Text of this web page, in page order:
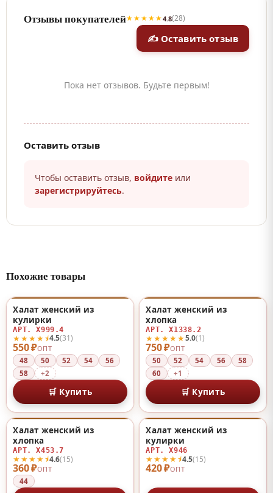
Отзывы покупателей★★★★★4.8(28)
✍ Оставить отзыв
Пока нет отзывов. Будьте первым!
Оставить отзыв
Чтобы оставить отзыв, войдите или
зарегистрируйтесь.
Похожие товары
550 ₽ОПТ
★★★★⯨4.5(31)
Халат женский из
кулирки
АРТ. Х999.4
48 50 52 54
56
58
+2
🛒 Купить
750 ₽ОПТ
★★★★★5.0(1)
Халат женский из
хлопка
АРТ. Х1338.2
50 52 54 56
58
60
+1
🛒 Купить
360 ₽ОПТ
★★★★⯨4.6(15)
Халат женский из
хлопка
АРТ. Х453.7
44
420 ₽ОПТ
★★★★⯨4.5(15)
Халат женский из
кулирки
АРТ. Х946